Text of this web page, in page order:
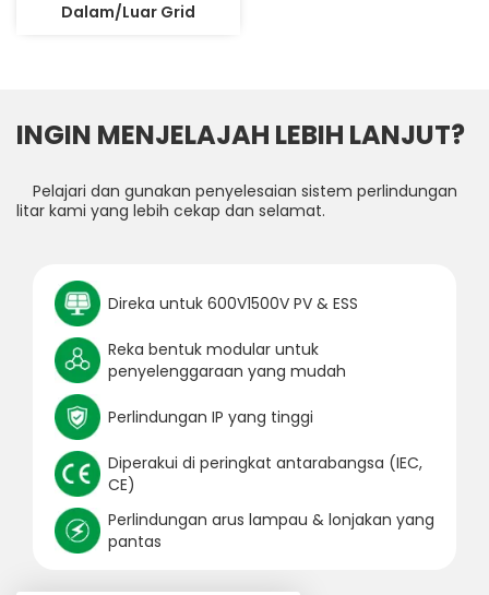
Dalam/Luar Grid
INGIN MENJELAJAH LEBIH LANJUT?
Pelajari dan gunakan penyelesaian sistem perlindungan
litar kami yang lebih cekap dan selamat.
Direka untuk 600V1500V PV & ESS
Reka bentuk modular untuk
penyelenggaraan yang mudah
Perlindungan IP yang tinggi
Diperakui di peringkat antarabangsa (IEC,
CE)
Perlindungan arus lampau & lonjakan yang
pantas